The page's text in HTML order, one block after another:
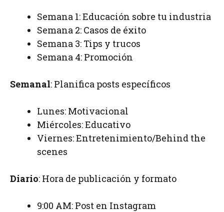
Semana 1: Educación sobre tu industria
Semana 2: Casos de éxito
Semana 3: Tips y trucos
Semana 4: Promoción
Semanal: Planifica posts específicos
Lunes: Motivacional
Miércoles: Educativo
Viernes: Entretenimiento/Behind the
scenes
Diario: Hora de publicación y formato
9:00 AM: Post en Instagram